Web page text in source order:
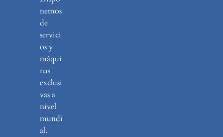
nemos
de
servici
os y
máqui
nas
exclusi
vas a
nivel
mundi
al.